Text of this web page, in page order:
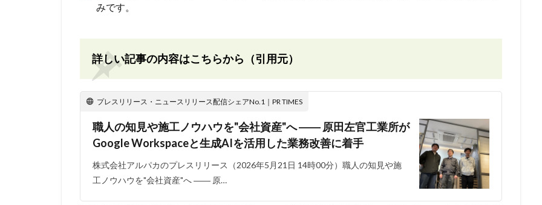
みです。
詳しい記事の内容はこちらから（引用元）
プレスリリース・ニュースリリース配信シェアNo.1｜PR TIMES
職人の知見や施工ノウハウを"会社資産"へ ―― 原田左官工業所が
Google Workspaceと生成AIを活用した業務改善に着手
株式会社アルパカのプレスリリース（2026年5月21日 14時00分）職人の知見や施
工ノウハウを"会社資産"へ ―― 原…